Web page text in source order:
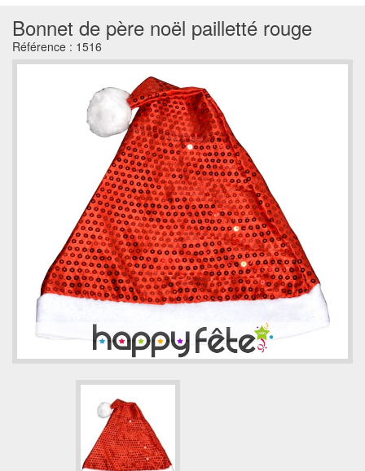
Bonnet de père noël pailletté rouge
Référence : 1516